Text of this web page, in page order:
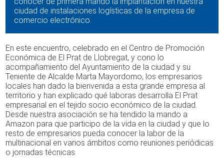
ciudad de instalaciones logísticas de la empresa de
comercio electrónico.
En este encuentro, celebrado en el Centro de Promoción
Económica de El Prat de Llobregat, y cono lo
acompañamiento del Ayuntamiento de la ciudad y su
Teniente de Alcalde Marta Mayordomo, los empresarios
locales han dado la bienvenida a esta grande empresa al
territorio y han explicado qué laboras desarrolla El Prat
empresarial en el tejido socio económico de la ciudad.
Desde nuestra asociación se ha tendido la mando a
Amazon para que participo de la vida en la ciudad y que lo
resto de empresarios pueda conocer la labor de la
multinacional en varios ámbitos como reuniones periódicas
o jornadas técnicas.